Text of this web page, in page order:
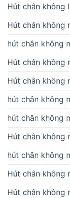
Hút chân không
Hút chân không
hút chân không
Hút chân không
Hút chân không
hút chân không
hút chân không
Hút chân không
hút chân không
Hút chân không
Hút chân không